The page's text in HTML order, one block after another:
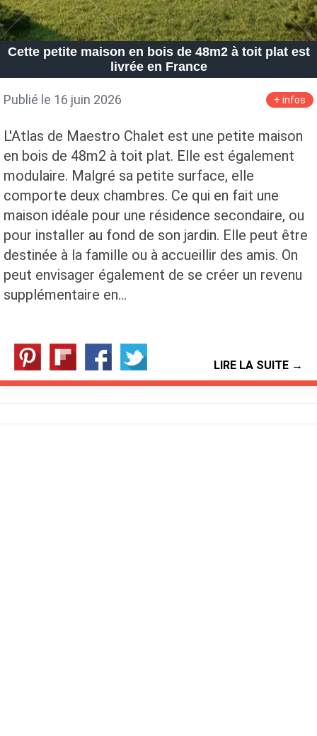
Cette petite maison en bois de 48m2 à toit plat est
livrée en France
Publié le 16 juin 2026 + infos
L'Atlas de Maestro Chalet est une petite maison
en bois de 48m2 à toit plat. Elle est également
modulaire. Malgré sa petite surface, elle
comporte deux chambres. Ce qui en fait une
maison idéale pour une résidence secondaire, ou
pour installer au fond de son jardin. Elle peut être
destinée à la famille ou à accueillir des amis. On
peut envisager également de se créer un revenu
supplémentaire en…
LIRE LA SUITE →